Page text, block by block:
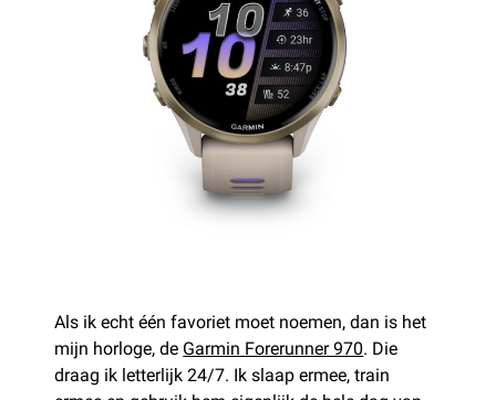
Als ik echt één favoriet moet noemen, dan is het
mijn horloge, de Garmin Forerunner 970. Die
draag ik letterlijk 24/7. Ik slaap ermee, train